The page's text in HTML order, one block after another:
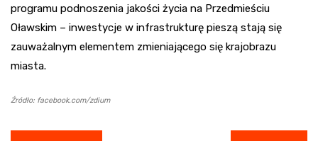
programu podnoszenia jakości życia na Przedmieściu
Oławskim – inwestycje w infrastrukturę pieszą stają się
zauważalnym elementem zmieniającego się krajobrazu
miasta.
Źródło: facebook.com/zdium